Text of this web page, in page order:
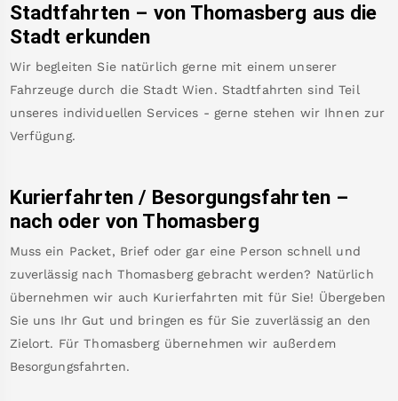
Stadtfahrten – von Thomasberg aus die
Stadt erkunden
Wir begleiten Sie natürlich gerne mit einem unserer
Fahrzeuge durch die Stadt Wien. Stadtfahrten sind Teil
unseres individuellen Services - gerne stehen wir Ihnen zur
Verfügung.
Kurierfahrten / Besorgungsfahrten –
nach oder von Thomasberg
Muss ein Packet, Brief oder gar eine Person schnell und
zuverlässig nach Thomasberg gebracht werden? Natürlich
übernehmen wir auch Kurierfahrten mit für Sie! Übergeben
Sie uns Ihr Gut und bringen es für Sie zuverlässig an den
Zielort. Für Thomasberg übernehmen wir außerdem
Besorgungsfahrten.